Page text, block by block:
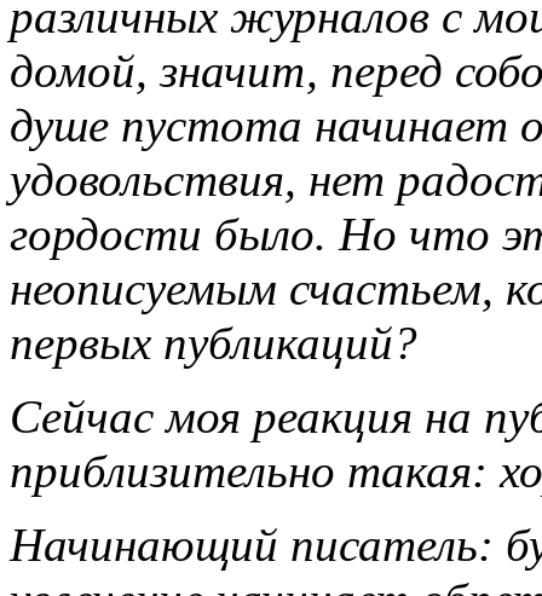
различных журналов с
домой, значит, перед
душе пустота начинает
удовольствия, нет
гордости было. Но что
неописуемым счастьем,
первых публикаций?
Сейчас моя реакция на
приблизительно такая:
Начинающий писатель: